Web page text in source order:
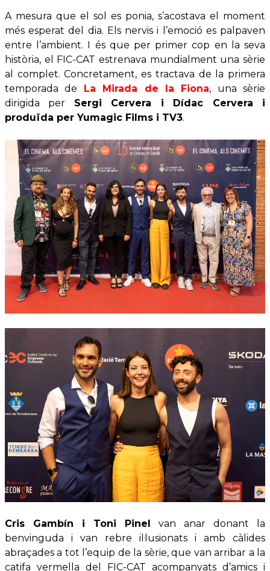
A mesura que el sol es ponia, s’acostava el moment
més esperat del dia. Els nervis i l’emoció es palpaven
entre l’ambient. I és que per primer cop en la seva
història, el FIC-CAT estrenava mundialment una sèrie
al complet. Concretament, es tractava de la primera
temporada de La Mirada de la Fiona, una sèrie
dirigida per Sergi Cervera i Dídac Cervera i
produïda per Yumagic Films i TV3.
Cris Gambín i Toni Pinel van anar donant la
benvinguda i van rebre il·lusionats i amb càlides
abraçades a tot l’equip de la sèrie, que van arribar a la
catifa vermella del FIC-CAT acompanyats d’amics i